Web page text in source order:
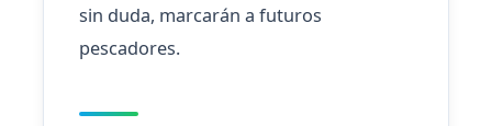
sin duda, marcarán a futuros
pescadores.